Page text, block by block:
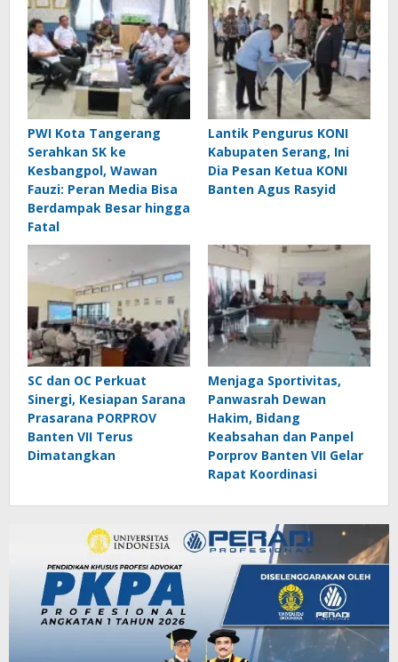
PWI Kota Tangerang
Serahkan SK ke
Kesbangpol, Wawan
Fauzi: Peran Media Bisa
Berdampak Besar hingga
Fatal
Lantik Pengurus KONI
Kabupaten Serang, Ini
Dia Pesan Ketua KONI
Banten Agus Rasyid
SC dan OC Perkuat
Sinergi, Kesiapan Sarana
Prasarana PORPROV
Banten VII Terus
Dimatangkan
Menjaga Sportivitas,
Panwasrah Dewan
Hakim, Bidang
Keabsahan dan Panpel
Porprov Banten VII Gelar
Rapat Koordinasi